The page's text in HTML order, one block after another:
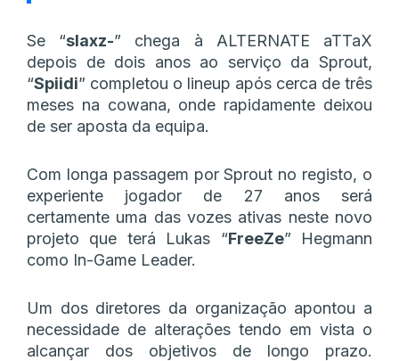
Se “slaxz-” chega à ALTERNATE aTTaX
depois de dois anos ao serviço da Sprout,
“Spiidi” completou o lineup após cerca de três
meses na cowana, onde rapidamente deixou
de ser aposta da equipa.
Com longa passagem por Sprout no registo, o
experiente jogador de 27 anos será
certamente uma das vozes ativas neste novo
projeto que terá Lukas “FreeZe” Hegmann
como In-Game Leader.
Um dos diretores da organização apontou a
necessidade de alterações tendo em vista o
alcançar dos objetivos de longo prazo.